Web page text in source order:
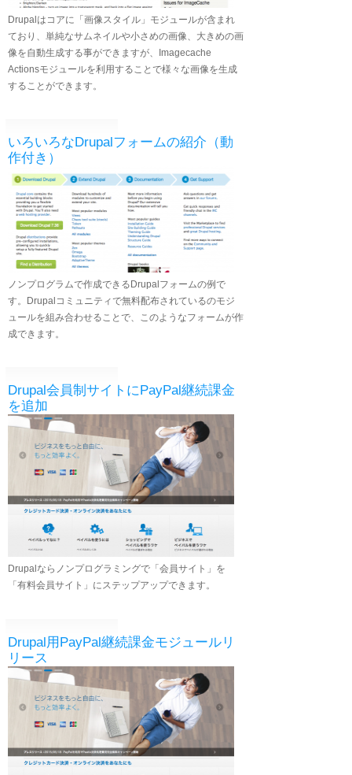
Drupalはコアに「画像スタイル」モジュールが含まれ
ており、単純なサムネイルや小さめの画像、大きめの画
像を自動生成する事ができますが、Imagecache
Actionsモジュールを利用することで様々な画像を生成
することができます。
いろいろなDrupalフォームの紹介（動
作付き）
ノンプログラムで作成できるDrupalフォームの例で
す。Drupalコミュニティで無料配布されているのモジ
ュールを組み合わせることで、このようなフォームが作
成できます。
Drupal会員制サイトにPayPal継続課金
を追加
Drupalならノンプログラミングで「会員サイト」を
「有料会員サイト」にステップアップできます。
Drupal用PayPal継続課金モジュールリ
リース